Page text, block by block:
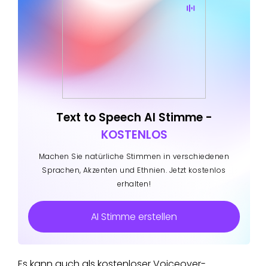
Text to Speech AI Stimme -
KOSTENLOS
Machen Sie natürliche Stimmen in verschiedenen
Sprachen, Akzenten und Ethnien. Jetzt kostenlos
erhalten!
AI Stimme erstellen